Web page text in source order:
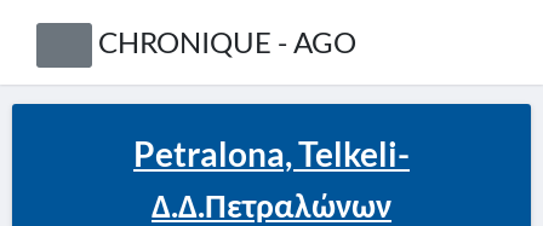
CHRONIQUE - AGO
Petralona, Telkeli-
Δ.Δ.Πετραλώνων